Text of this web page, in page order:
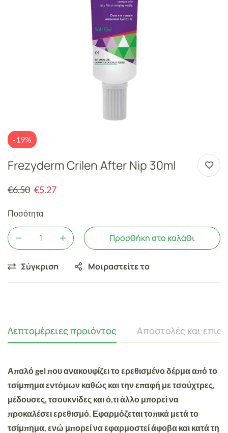
-19%
Frezyderm Crilen After Nip 30ml
€6.50 €5.27
Ποσότητα
Προσθήκη στο καλάθι
Σύγκριση Μοιραστείτε το
Λεπτομέρειες προιόντος Αποστολές και
Απαλό gel που ανακουφίζει το ερεθισμένο δέρμα από το
τσίμπημα εντόμων καθώς και την επαφή με τσούχτρες,
μέδουσες, τσουκνίδες και ό,τι άλλο μπορεί να
προκαλέσει ερεθισμό. Εφαρμόζεται τοπικά μετά το
τσίμπημα, ενώ μπορεί να εφαρμοστεί άφοβα και κατά τη